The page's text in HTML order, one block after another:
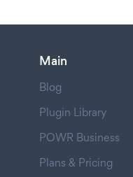
Main
Blog
Plugin Library
POWR Business
Plans & Pricing